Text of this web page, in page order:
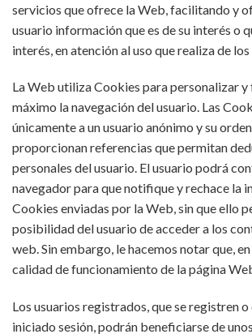
servicios que ofrece la Web, facilitando y
usuario información que es de su interés o
interés, en atención al uso que realiza de los
La Web utiliza Cookies para personalizar
máximo la navegación del usuario. Las
únicamente a un usuario anónimo y su
proporcionan referencias que permitan
personales del usuario. El usuario podrá
navegador para que notifique y rechace la
Cookies enviadas por la Web, sin que ello
posibilidad del usuario de acceder a los
web. Sin embargo, le hacemos notar que,
calidad de funcionamiento de la página
Los usuarios registrados, que se registren o
iniciado sesión, podrán beneficiarse de